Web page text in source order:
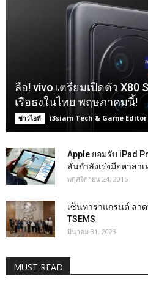
ลือ! vivo เตรียมเปิดตัว X80
เรือธงในไทย พฤษภาคมนี้!
ข่าวไอที i3siam Tech & Game Editor
Apple ยอมรับ iPad
ลั่นกำลังเร่งมือหาสาเ
พฤศจิกายน 24, 2015
เซ็นทาราแกรนด์ ลา
TSEMS
มีนาคม 31, 2023
MUST READ